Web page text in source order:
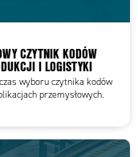
CZYTNIK KODÓW
I LOGISTYKI
wyboru czytnika kodów
przemysłowych.